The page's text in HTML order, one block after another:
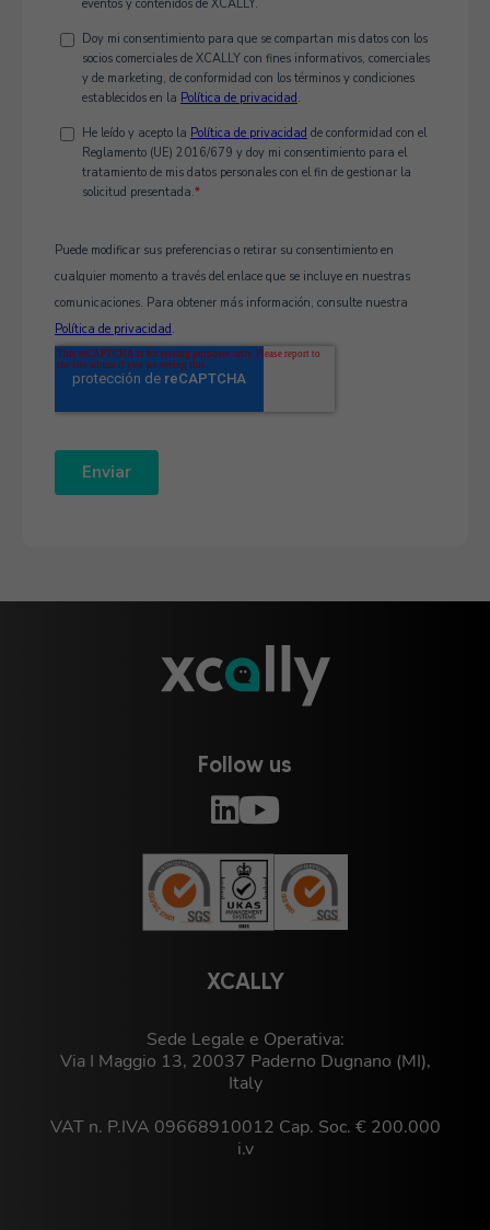
XCALLY
Sede Legale e Operativa:
Via I Maggio 13, 20037 Paderno Dugnano (MI),
Italy
VAT n. P.IVA 09668910012 Cap. Soc. € 200.000
i.v
Follow us